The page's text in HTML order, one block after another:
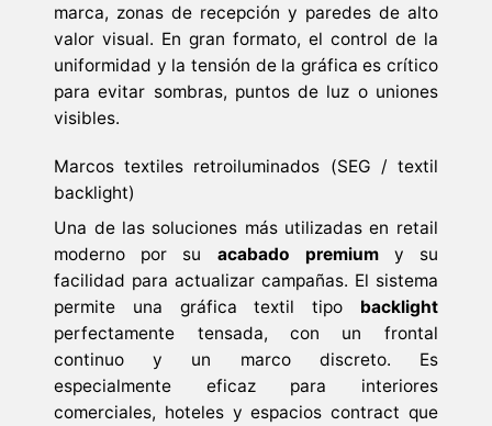
marca, zonas de recepción y paredes de alto
valor visual. En gran formato, el control de la
uniformidad y la tensión de la gráfica es crítico
para evitar sombras, puntos de luz o uniones
visibles.
Marcos textiles retroiluminados (SEG / textil
backlight)
Una de las soluciones más utilizadas en retail
moderno por su acabado premiumy su
facilidad para actualizar campañas. El sistema
permite una gráfica textil tipo backlight
perfectamente tensada, con un frontal
continuo y un marco discreto. Es
especialmente eficaz para interiores
comerciales, hoteles y espacios contract que